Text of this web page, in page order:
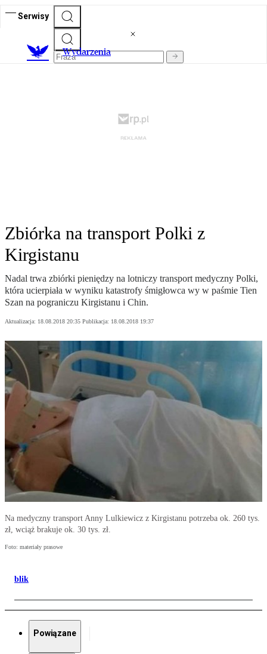
Serwisy
Wydarzenia
Zbiórka na transport Polki z
Kirgistanu
Nadal trwa zbiórki pieniędzy na lotniczy transport medyczny Polki,
która ucierpiała w wyniku katastrofy śmigłowca wy w paśmie Tien
Szan na pograniczu Kirgistanu i Chin.
Aktualizacja: 18.08.2018 20:35 Publikacja: 18.08.2018 19:37
Na medyczny transport Anny Lulkiewicz z Kirgistanu potrzeba ok. 260 tys.
zł, wciąż brakuje ok. 30 tys. zł.
Foto: materiały prasowe
blik
Powiązane